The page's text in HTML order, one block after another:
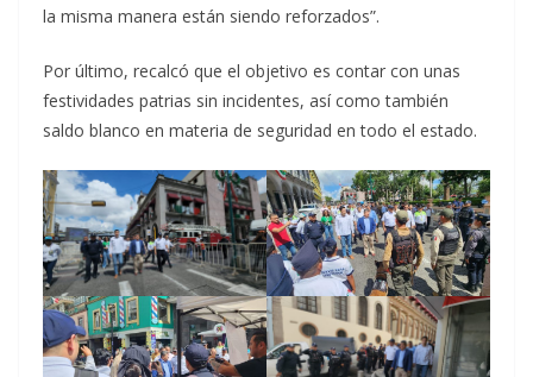
la misma manera están siendo reforzados”.
Por último, recalcó que el objetivo es contar con unas
festividades patrias sin incidentes, así como también
saldo blanco en materia de seguridad en todo el estado.